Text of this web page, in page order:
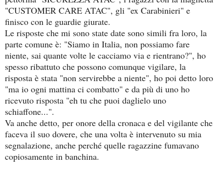
"CUSTOMER CARE ATAC", gli "ex Carabinieri" e
finisco con le guardie giurate.
Le risposte che mi sono state date sono simili fra loro, la
parte comune è: "Siamo in Italia, non possiamo fare
niente, sai quante volte le cacciamo via e rientrano?", ho
spesso ribattuto che possono comunque vigilare, la
risposta è stata "non servirebbe a niente", ho poi detto loro
"ma io ogni mattina ci combatto" e da più di uno ho
ricevuto risposta "eh tu che puoi daglielo uno
schiaffone...".
Va anche detto, per onore della cronaca e del vigilante che
faceva il suo dovere, che una volta è intervenuto su mia
segnalazione, anche perché quelle ragazzine fumavano
copiosamente in banchina.